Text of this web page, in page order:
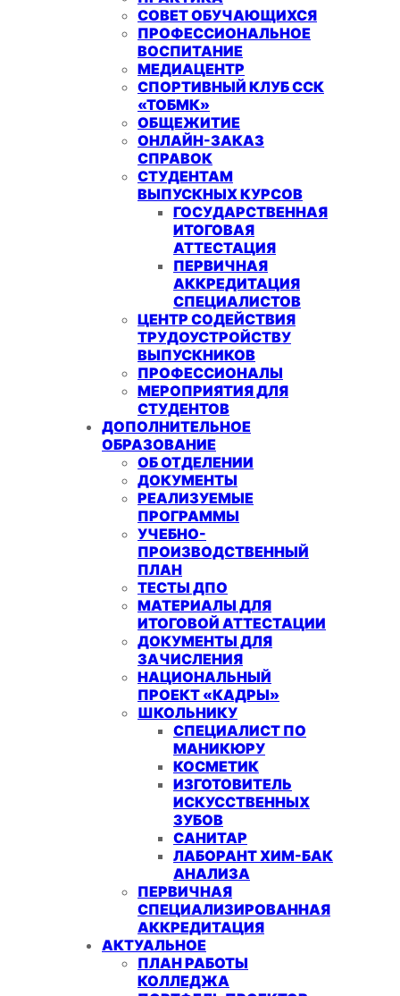
СОВЕТ ОБУЧАЮЩИХСЯ
ПРОФЕССИОНАЛЬНОЕ
ВОСПИТАНИЕ
МЕДИАЦЕНТР
СПОРТИВНЫЙ КЛУБ ССК
«ТОБМК»
ОБЩЕЖИТИЕ
ОНЛАЙН-ЗАКАЗ
СПРАВОК
СТУДЕНТАМ
ВЫПУСКНЫХ КУРСОВ
ГОСУДАРСТВЕННАЯ
ИТОГОВАЯ
АТТЕСТАЦИЯ
ПЕРВИЧНАЯ
АККРЕДИТАЦИЯ
СПЕЦИАЛИСТОВ
ЦЕНТР СОДЕЙСТВИЯ
ТРУДОУСТРОЙСТВУ
ВЫПУСКНИКОВ
ПРОФЕССИОНАЛЫ
МЕРОПРИЯТИЯ ДЛЯ
СТУДЕНТОВ
ДОПОЛНИТЕЛЬНОЕ
ОБРАЗОВАНИЕ
ОБ ОТДЕЛЕНИИ
ДОКУМЕНТЫ
РЕАЛИЗУЕМЫЕ
ПРОГРАММЫ
УЧЕБНО-
ПРОИЗВОДСТВЕННЫЙ
ПЛАН
ТЕСТЫ ДПО
МАТЕРИАЛЫ ДЛЯ
ИТОГОВОЙ АТТЕСТАЦИИ
ДОКУМЕНТЫ ДЛЯ
ЗАЧИСЛЕНИЯ
НАЦИОНАЛЬНЫЙ
ПРОЕКТ «КАДРЫ»
ШКОЛЬНИКУ
СПЕЦИАЛИСТ ПО
МАНИКЮРУ
КОСМЕТИК
ИЗГОТОВИТЕЛЬ
ИСКУССТВЕННЫХ
ЗУБОВ
САНИТАР
ЛАБОРАНТ ХИМ-БАК
АНАЛИЗА
ПЕРВИЧНАЯ
СПЕЦИАЛИЗИРОВАННАЯ
АККРЕДИТАЦИЯ
АКТУАЛЬНОЕ
ПЛАН РАБОТЫ
КОЛЛЕДЖА